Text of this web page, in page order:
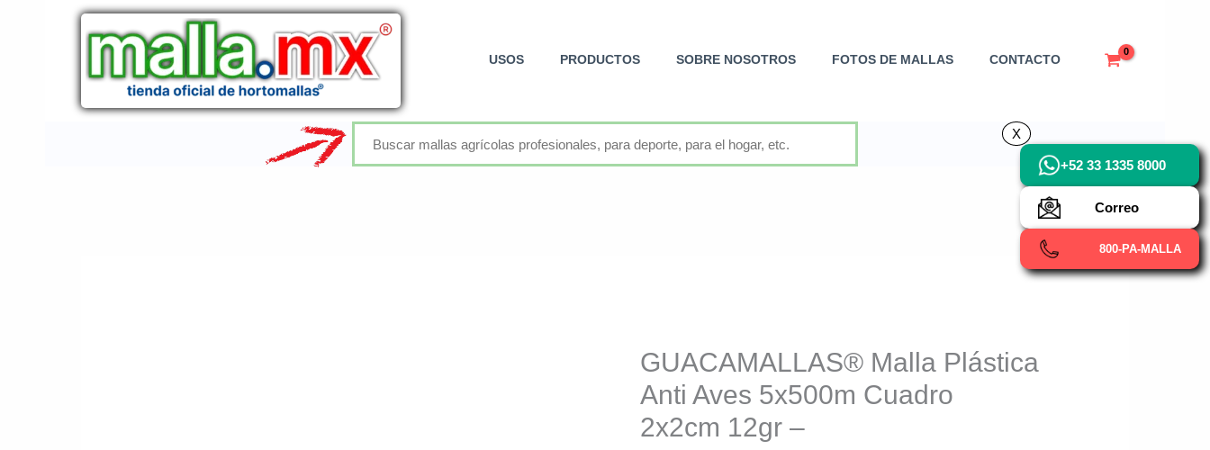
USOS PRODUCTOS SOBRE NOSOTROS FOTOS DE MALLAS CONTACTO
GUACAMALLAS® Malla Plástica
Anti Aves 5x500m Cuadro
2x2cm 12gr –
X
+52 33 1335 8000
Correo
800-PA-MALLA
X